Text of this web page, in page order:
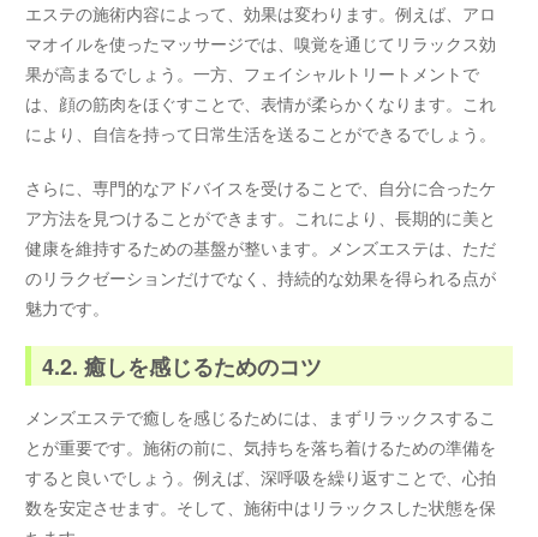
エステの施術内容によって、効果は変わります。例えば、アロ
マオイルを使ったマッサージでは、嗅覚を通じてリラックス効
果が高まるでしょう。一方、フェイシャルトリートメントで
は、顔の筋肉をほぐすことで、表情が柔らかくなります。これ
により、自信を持って日常生活を送ることができるでしょう。
さらに、専門的なアドバイスを受けることで、自分に合ったケ
ア方法を見つけることができます。これにより、長期的に美と
健康を維持するための基盤が整います。メンズエステは、ただ
のリラクゼーションだけでなく、持続的な効果を得られる点が
魅力です。
4.2. 癒しを感じるためのコツ
メンズエステで癒しを感じるためには、まずリラックスするこ
とが重要です。施術の前に、気持ちを落ち着けるための準備を
すると良いでしょう。例えば、深呼吸を繰り返すことで、心拍
数を安定させます。そして、施術中はリラックスした状態を保